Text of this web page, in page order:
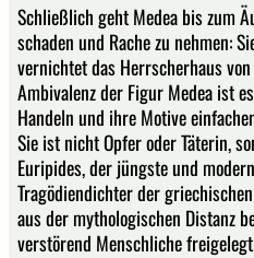
Schließlich geht Medea bis zum
schaden und Rache zu nehmen:
vernichtet das Herrscherhaus
Ambivalenz der Figur Medea ist
Handeln und ihre Motive
Sie ist nicht Opfer oder Täterin,
Euripides, der jüngste und
Tragödiendichter der
aus der mythologischen Distanz
verstörend Menschliche